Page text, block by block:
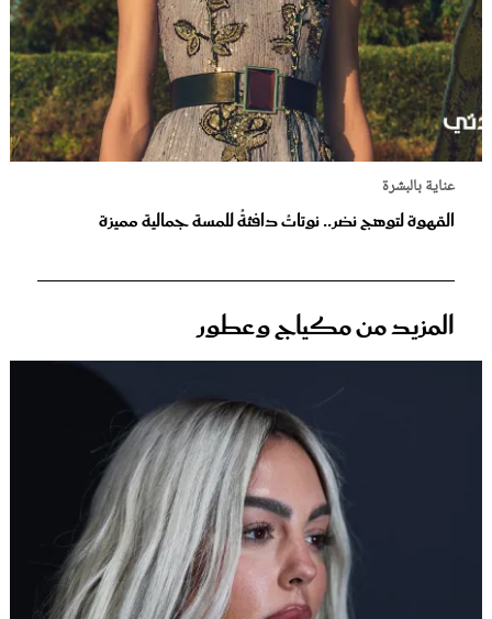
عناية بالبشرة
القهوة لتوهج نضر.. نوتاتُ دافئةُ للمسة جمالية مميزة
المزيد من مكياج وعطور